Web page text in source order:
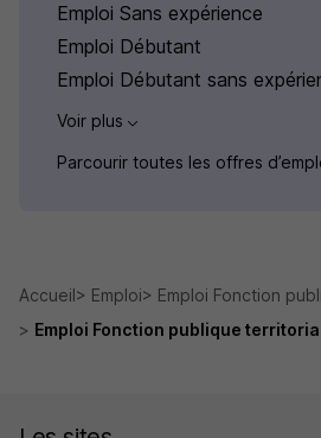
Emploi Sans expérience
Emploi Débutant
Emploi Débutant sans
Voir plus
Parcourir toutes les offres
Accueil Emploi
Emploi Fonction
Emploi Fonction publique